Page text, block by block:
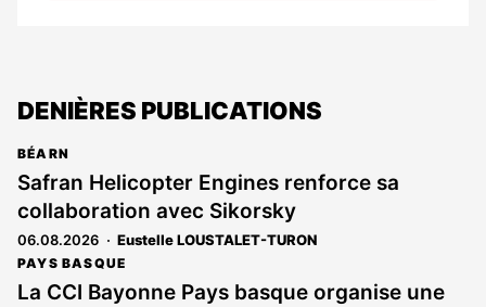
DENIÈRES PUBLICATIONS
BÉARN
Safran Helicopter Engines renforce sa
collaboration avec Sikorsky
06.08.2026 Eustelle LOUSTALET-TURON
PAYS BASQUE
La CCI Bayonne Pays basque organise une